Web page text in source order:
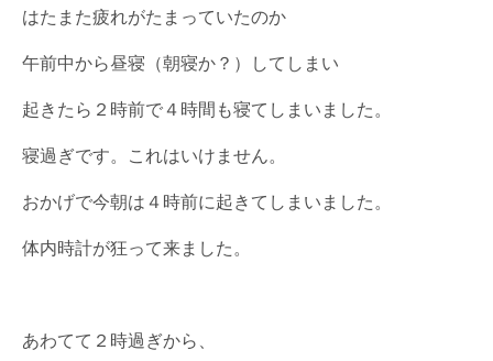
はたまた疲れがたまっていたのか
午前中から昼寝（朝寝か？）してしまい
起きたら２時前で４時間も寝てしまいました。
寝過ぎです。これはいけません。
おかげで今朝は４時前に起きてしまいました。
体内時計が狂って来ました。
あわてて２時過ぎから、